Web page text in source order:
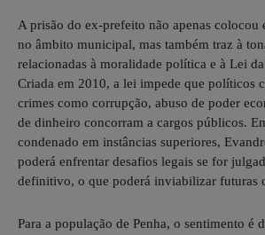
A prisão do ex-prefeito não apenas colocou
no âmbito municipal, mas também traz à
relacionadas à moralidade política e à Lei
Criada em 2010, a lei impede que políticos
crimes como corrupção, abuso de poder
de dinheiro concorram a cargos públicos.
condenado em instâncias superiores,
poderá enfrentar desafios legais se for
definitivo, o que poderá inviabilizar futuras
Para a população de Penha, o sentimento é